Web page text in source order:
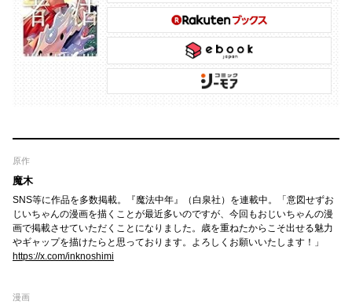
原作
魔木
SNS等に作品を多数掲載。『魔法中年』（白泉社）を連載中。「意図せずお
じいちゃんの漫画を描くことが最近多いのですが、今回もおじいちゃんの漫
画で掲載させていただくことになりました。歳を重ねたからこそ出せる魅力
やギャップを描けたらと思っております。よろしくお願いいたします！」
https://x.com/inknoshimi
漫画